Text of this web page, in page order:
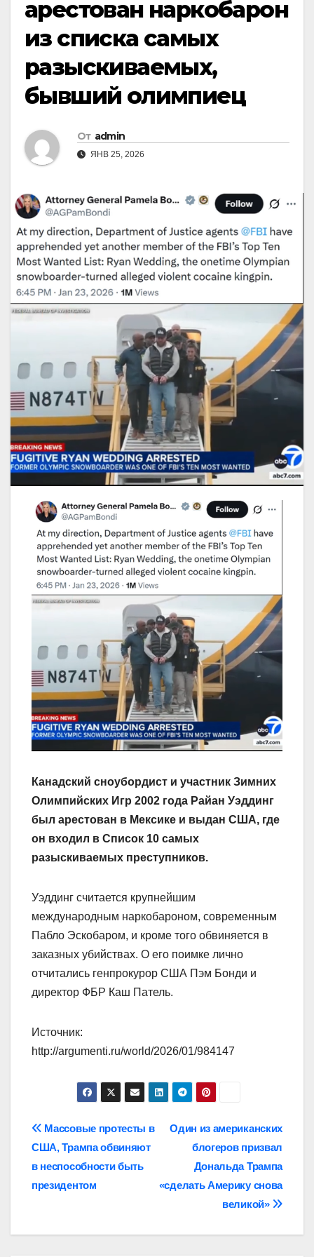
арестован наркобарон
из списка самых
разыскиваемых,
бывший олимпиец
От admin
ЯНВ 25, 2026
Канадский сноубордист и участник Зимних
Олимпийских Игр 2002 года Райан Уэддинг
был арестован в Мексике и выдан США, где
он входил в Список 10 самых
разыскиваемых преступников.
Уэддинг считается крупнейшим
международным наркобароном, современным
Пабло Эскобаром, и кроме того обвиняется в
заказных убийствах. О его поимке лично
отчитались генпрокурор США Пэм Бонди и
директор ФБР Каш Патель.
Источник:
http://argumenti.ru/world/2026/01/984147
Навигация
по
записям
Один из американских
блогеров призвал
Дональда Трампа
«сделать Америку снова
великой»
Массовые протесты в
США, Трампа обвиняют
в неспособности быть
президентом